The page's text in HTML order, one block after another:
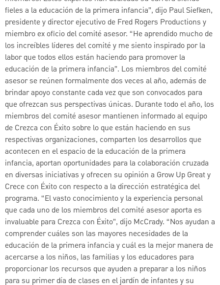
fieles a la educación de la primera infancia”, dijo Paul Siefken,
presidente y director ejecutivo de Fred Rogers Productions y
miembro ex oficio del comité asesor. “He aprendido mucho de
los increíbles líderes del comité y me siento inspirado por la
labor que todos ellos están haciendo para promover la
educación de la primera infancia”. Los miembros del comité
asesor se reúnen formalmente dos veces al año, además de
brindar apoyo constante cada vez que son convocados para
que ofrezcan sus perspectivas únicas. Durante todo el año, los
miembros del comité asesor mantienen informado al equipo
de Crezca con Éxito sobre lo que están haciendo en sus
respectivas organizaciones, comparten los desarrollos que
acontecen en el espacio de la educación de la primera
infancia, aportan oportunidades para la colaboración cruzada
en diversas iniciativas y ofrecen su opinión a Grow Up Great y
Crece con Éxito con respecto a la dirección estratégica del
programa. “El vasto conocimiento y la experiencia personal
que cada uno de los miembros del comité asesor aporta es
invaluable para Crezca con Éxito”, dijo McCrady. “Nos ayudan a
comprender cuáles son las mayores necesidades de la
educación de la primera infancia y cuál es la mejor manera de
acercarse a los niños, las familias y los educadores para
proporcionar los recursos que ayuden a preparar a los niños
para su primer día de clases en el jardín de infantes y su